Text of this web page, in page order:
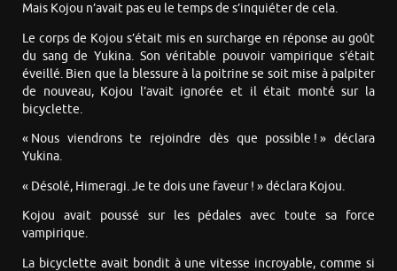
Mais Kojou n’avait pas eu le temps de s’inquiéter de cela.
Le corps de Kojou s’était mis en surcharge en réponse au goût
du sang de Yukina. Son véritable pouvoir vampirique s’était
éveillé. Bien que la blessure à la poitrine se soit mise à palpiter
de nouveau, Kojou l’avait ignorée et il était monté sur la
bicyclette.
« Nous viendrons te rejoindre dès que possible ! » déclara
Yukina.
« Désolé, Himeragi. Je te dois une faveur ! » déclara Kojou.
Kojou avait poussé sur les pédales avec toute sa force
vampirique.
La bicyclette avait bondit à une vitesse incroyable, comme si